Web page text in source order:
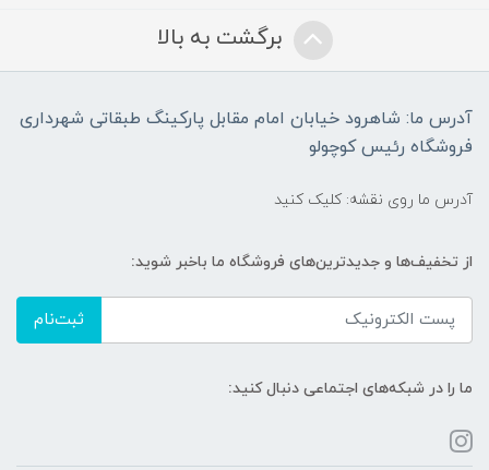
برگشت به بالا
آدرس ما: شاهرود خیابان امام مقابل پارکینگ طبقاتی شهرداری
فروشگاه رئیس کوچولو
آدرس ما روی نقشه: کلیک کنید
از تخفیف‌ها و جدیدترین‌های فروشگاه ما باخبر شوید:
ثبت‌نام
ما را در شبکه‌های اجتماعی دنبال کنید: